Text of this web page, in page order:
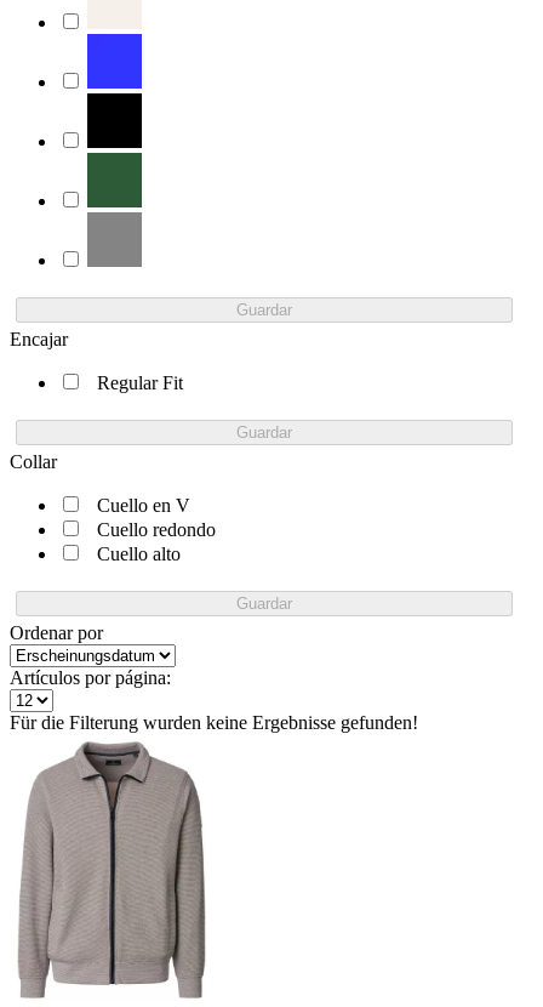
Guardar
Encajar
Regular Fit
Guardar
Collar
Cuello en V
Cuello redondo
Cuello alto
Guardar
Ordenar por
Artículos por página:
Für die Filterung wurden keine Ergebnisse gefunden!